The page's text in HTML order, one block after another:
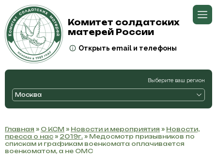
Комитет солдатских
матерей России
Открыть email и телефоны
Выберите ваш регион
Москва
Главная » О КСМ » Новости и мероприятия » Новости,
пресса о нас » 2019г. » Медосмотр призывников по
спискам и графикам военкомата оплачивается
военкоматом, а не ОМС